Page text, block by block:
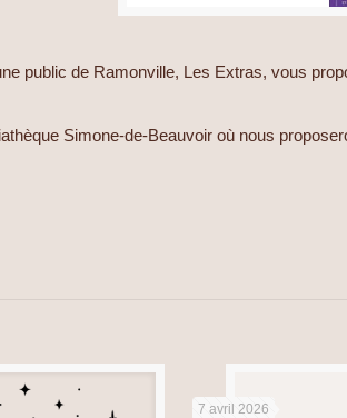
public de Ramonville, Les Extras, vous
Simone-de-Beauvoir où nous
7 avril 2026